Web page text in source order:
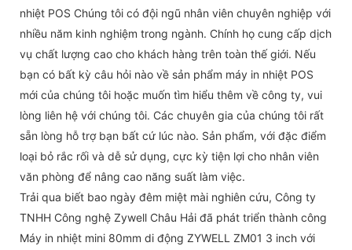
nhiệt POS Chúng tôi có đội ngũ nhân viên chuyên nghiệp với
nhiều năm kinh nghiệm trong ngành. Chính họ cung cấp dịch
vụ chất lượng cao cho khách hàng trên toàn thế giới. Nếu
bạn có bất kỳ câu hỏi nào về sản phẩm máy in nhiệt POS
mới của chúng tôi hoặc muốn tìm hiểu thêm về công ty, vui
lòng liên hệ với chúng tôi. Các chuyên gia của chúng tôi rất
sẵn lòng hỗ trợ bạn bất cứ lúc nào. Sản phẩm, với đặc điểm
loại bỏ rắc rối và dễ sử dụng, cực kỳ tiện lợi cho nhân viên
văn phòng để nâng cao năng suất làm việc.
Trải qua biết bao ngày đêm miệt mài nghiên cứu, Công ty
TNHH Công nghệ Zywell Châu Hải đã phát triển thành công
Máy in nhiệt mini 80mm di động ZYWELL ZM01 3 inch với